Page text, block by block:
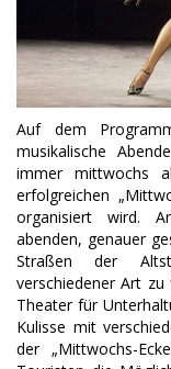
Auf dem
musikalische
immer mittwochs
erfolgreichen
organisiert wird.
abenden, genauer
Straßen der
verschiedener Art
Theater für
Kulisse mit
der „Mittwochs-